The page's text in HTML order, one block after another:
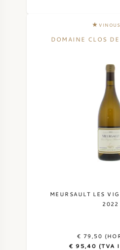
DOMAINE CLOS
MEURSAULT LES
2022
€ 79,50
€ 95,40 (TVA